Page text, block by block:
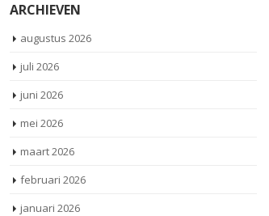
Geen verjaring van
loonvordering
buitenlandse chauffeur
om verschil te maken in de behandeling van
werknemers uit lidstaten [...]
ARCHIEVEN
augustus 2026
juli 2026
juni 2026
mei 2026
maart 2026
februari 2026
januari 2026